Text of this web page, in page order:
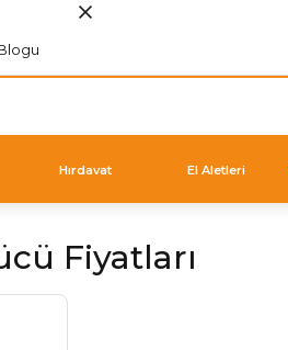
Hırdavat El Aletleri
Fiyatları